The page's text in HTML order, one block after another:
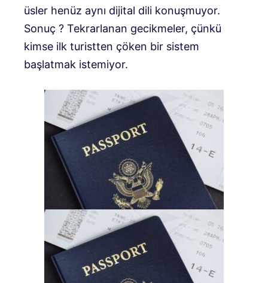
üsler henüz aynı dijital dili konuşmuyor.
Sonuç ? Tekrarlanan gecikmeler, çünkü
kimse ilk turistten çöken bir sistem
başlatmak istemiyor.